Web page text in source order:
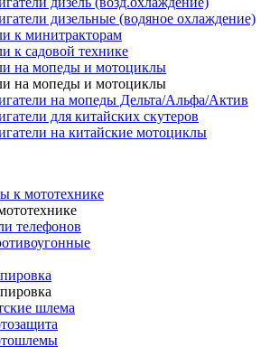
дизельные (водяное охлаждение)
к минитракторам
к садовой технике
на мопеды и мотоциклы
на мопеды и мотоциклы
на мопеды Дельта/Альфа/Актив
для китайских скутеров
на китайские мотоциклы
к мототехнике
телефонов
шлема